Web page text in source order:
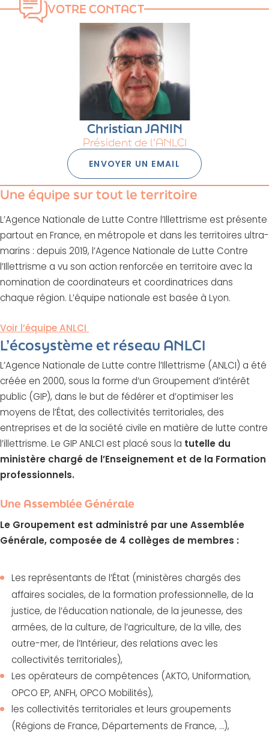
VOTRE CONTACT
Christian JANIN
Président de l'ANLCI
ENVOYER UN EMAIL
Une équipe sur tout le territoire
L’Agence Nationale de Lutte Contre l’Illettrisme est présente
partout en France, en métropole et dans les territoires ultra-
marins : depuis 2019, l’Agence Nationale de Lutte Contre
l’Illettrisme a vu son action renforcée en territoire avec la
nomination de coordinateurs et coordinatrices dans
chaque région. L’équipe nationale est basée à Lyon.
Voir l’équipe ANLCI
L’écosystème et réseau ANLCI
L’Agence Nationale de Lutte contre l’Illettrisme (ANLCI) a été
créée en 2000, sous la forme d’un Groupement d’intérêt
public (GIP), dans le but de fédérer et d’optimiser les
moyens de l’État, des collectivités territoriales, des
entreprises et de la société civile en matière de lutte contre
l’illettrisme. Le GIP ANLCI est placé sous la tutelle du
ministère chargé de l’Enseignement et de la Formation
professionnels.
Une Assemblée Générale
Le Groupement est administré par une Assemblée
Générale, composée de 4 collèges de membres :
Les représentants de l’État (ministères chargés des
affaires sociales, de la formation professionnelle, de la
justice, de l’éducation nationale, de la jeunesse, des
armées, de la culture, de l’agriculture, de la ville, des
outre-mer, de l’Intérieur, des relations avec les
collectivités territoriales),
Les opérateurs de compétences (AKTO, Uniformation,
OPCO EP, ANFH, OPCO Mobilités),
les collectivités territoriales et leurs groupements
(Régions de France, Départements de France, …),